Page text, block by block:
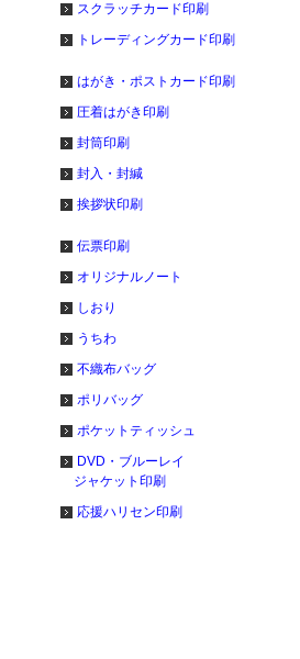
スクラッチカード印刷
トレーディングカード印刷
はがき・ポストカード印刷
圧着はがき印刷
封筒印刷
封入・封緘
挨拶状印刷
伝票印刷
オリジナルノート
しおり
うちわ
不織布バッグ
ポリバッグ
ポケットティッシュ
DVD・ブルーレイ
ジャケット印刷
応援ハリセン印刷